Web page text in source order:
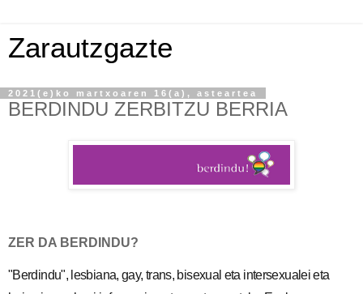
Zarautzgazte
2021(e)ko martxoaren 16(a), asteartea
BERDINDU ZERBITZU BERRIA
ZER DA BERDINDU?
"Berdindu", lesbiana, gay, trans, bisexual eta intersexualei eta